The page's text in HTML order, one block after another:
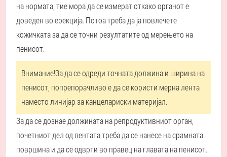
на нормата, тие мора да се измерат откако органот е
доведен во ерекција. Потоа треба да ја повлечете
кожичката за да се точни резултатите од мерењето на
пенисот.
Внимание!За да се одреди точната должина и ширина на
пенисот, попрепорачливо е да се користи мерна лента
наместо линијар за канцелариски материјал.
За да се дознае должината на репродуктивниот орган,
почетниот дел од лентата треба да се нанесе на срамната
површина и да се одврти во правец на главата на пенисот.